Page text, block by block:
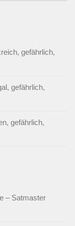
gefährlich,
gefährlich,
gefährlich,
– Satmaster